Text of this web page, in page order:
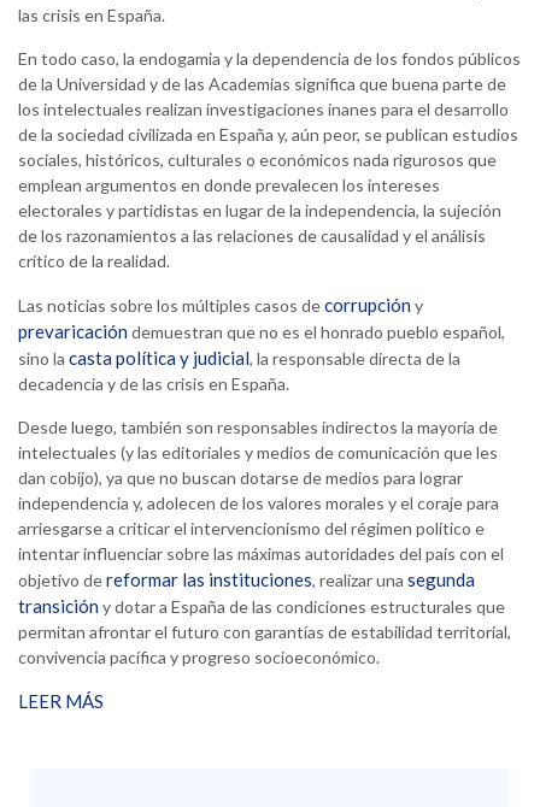
las crisis en España.
En todo caso, la endogamia y la dependencia de los fondos públicos
de la Universidad y de las Academias significa que buena parte de
los intelectuales realizan investigaciones inanes para el desarrollo
de la sociedad civilizada en España y, aún peor, se publican estudios
sociales, históricos, culturales o económicos nada rigurosos que
emplean argumentos en donde prevalecen los intereses
electorales y partidistas en lugar de la independencia, la sujeción
de los razonamientos a las relaciones de causalidad y el análisis
crítico de la realidad.
Las noticias sobre los múltiples casos decorrupción y
prevaricación demuestran que no es el honrado pueblo español,
sino la casta política y judicial, la responsable directa de la
decadencia y de las crisis en España.
Desde luego, también son responsables indirectos la mayoría de
intelectuales (y las editoriales y medios de comunicación que les
dan cobijo), ya que no buscan dotarse de medios para lograr
independencia y, adolecen de los valores morales y el coraje para
arriesgarse a criticar el intervencionismo del régimen político e
intentar influenciar sobre las máximas autoridades del país con el
objetivo dereformar las instituciones, realizar una segunda
transición y dotar a España de las condiciones estructurales que
permitan afrontar el futuro con garantías de estabilidad territorial,
convivencia pacífica y progreso socioeconómico.
LEER MÁS